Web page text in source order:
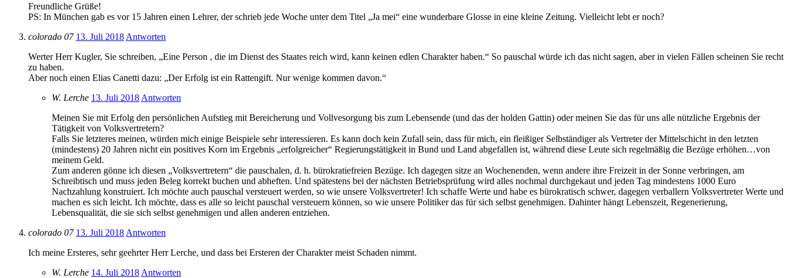
Freundliche Grüße!
PS: In München gab es vor 15 Jahren einen Lehrer, der schrieb jede Woche unter dem Titel „Ja mei“ eine wunderbare Glosse in eine kleine Zeitung. Vielleicht lebt er noch?
colorado 07 13. Juli 2018 Antworten
Werter Herr Kugler, Sie schreiben, „Eine Person , die im Dienst des Staates reich wird, kann keinen edlen Charakter haben.“ So pauschal würde ich das nicht sagen, aber in vielen Fällen scheinen Sie recht
zu haben.
Aber noch einen Elias Canetti dazu: „Der Erfolg ist ein Rattengift. Nur wenige kommen davon.“
W. Lerche 13. Juli 2018 Antworten
Meinen Sie mit Erfolg den persönlichen Aufstieg mit Bereicherung und Vollvesorgung bis zum Lebensende (und das der holden Gattin) oder meinen Sie das für uns alle nützliche Ergebnis der
Tätigkeit von Volksvertretern?
Falls Sie letzteres meinen, würden mich einige Beispiele sehr interessieren. Es kann doch kein Zufall sein, dass für mich, ein fleißiger Selbständiger als Vertreter der Mittelschicht in den letzten
(mindestens) 20 Jahren nicht ein positives Korn im Ergebnis „erfolgreicher“ Regierungstätigkeit in Bund und Land abgefallen ist, während diese Leute sich regelmäßig die Bezüge erhöhen…von
meinem Geld.
Zum anderen gönne ich diesen „Volksvertretern“ die pauschalen, d. h. bürokratiefreien Bezüge. Ich dagegen sitze an Wochenenden, wenn andere ihre Freizeit in der Sonne verbringen, am
Schreibtisch und muss jeden Beleg korrekt buchen und abheften. Und spätestens bei der nächsten Betriebsprüfung wird alles nochmal durchgekaut und jeden Tag mindestens 1000 Euro
Nachzahlung konstruiert. Ich möchte auch pauschal versteuert werden, so wie unsere Volksvertreter! Ich schaffe Werte und habe es bürokratisch schwer, dagegen verballern Volksvertreter Werte und
machen es sich leicht. Ich möchte, dass es alle so leicht pauschal versteuern können, so wie unsere Politiker das für sich selbst genehmigen. Dahinter hängt Lebenszeit, Regenerierung,
Lebensqualität, die sie sich selbst genehmigen und allen anderen entziehen.
colorado 07 13. Juli 2018 Antworten
Ich meine Ersteres, sehr geehrter Herr Lerche, und dass bei Ersteren der Charakter meist Schaden nimmt.
W. Lerche 14. Juli 2018 Antworten